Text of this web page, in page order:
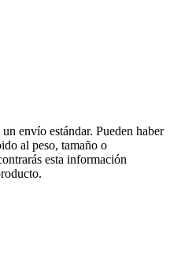
envío estándar. Pueden haber
al peso, tamaño o
esta información